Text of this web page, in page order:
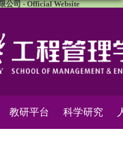
公司 - Official Website
教研平台 科学研究